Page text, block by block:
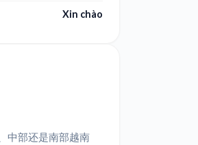
Xin chào
中部还是南部越南